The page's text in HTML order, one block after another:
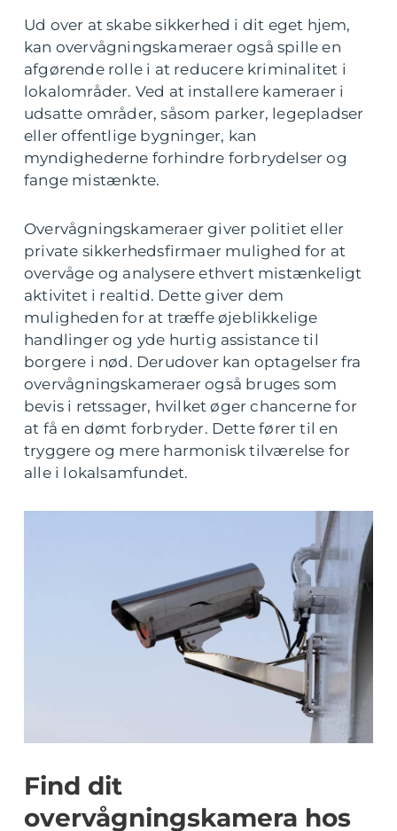
Ud over at skabe sikkerhed i dit eget hjem,
kan overvågningskameraer også spille en
afgørende rolle i at reducere kriminalitet i
lokalområder. Ved at installere kameraer i
udsatte områder, såsom parker, legepladser
eller offentlige bygninger, kan
myndighederne forhindre forbrydelser og
fange mistænkte.
Overvågningskameraer giver politiet eller
private sikkerhedsfirmaer mulighed for at
overvåge og analysere ethvert mistænkeligt
aktivitet i realtid. Dette giver dem
muligheden for at træffe øjeblikkelige
handlinger og yde hurtig assistance til
borgere i nød. Derudover kan optagelser fra
overvågningskameraer også bruges som
bevis i retssager, hvilket øger chancerne for
at få en dømt forbryder. Dette fører til en
tryggere og mere harmonisk tilværelse for
alle i lokalsamfundet.
Find dit
overvågningskamera hos